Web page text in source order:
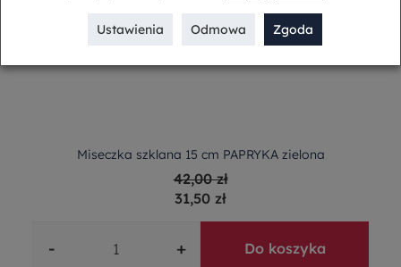
Miseczka szklana 15 cm PAPRYKA zielona
42,00 zł
31,50 zł
- + Do koszyka
Ustawienia Odmowa Zgoda